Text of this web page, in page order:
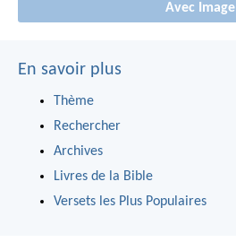
Avec Image
En savoir plus
Thème
Rechercher
Archives
Livres de la Bible
Versets les Plus Populaires